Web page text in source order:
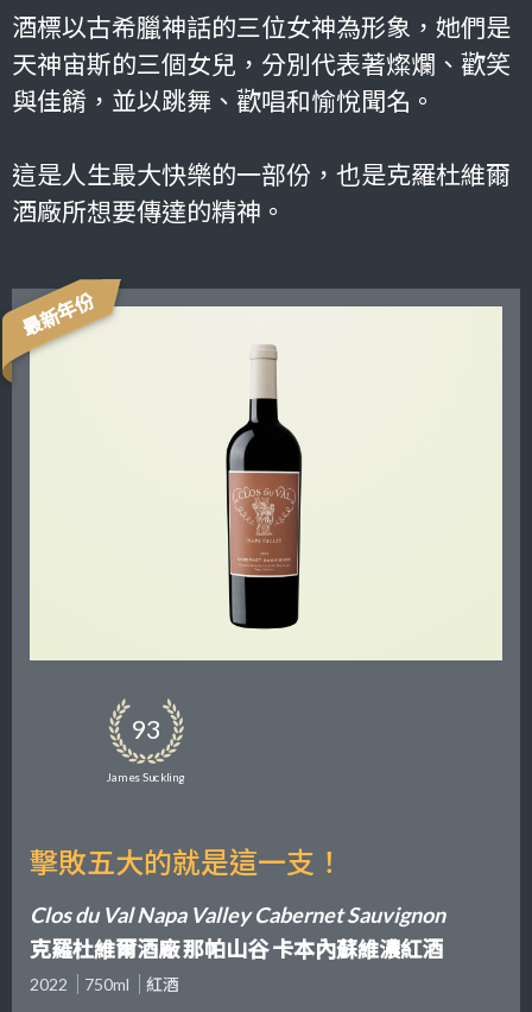
酒標以古希臘神話的三位女神為形象，她們是
天神宙斯的三個女兒，分別代表著燦爛、歡笑
與佳餚，並以跳舞、歡唱和愉悅聞名。
這是人生最大快樂的一部份，也是克羅杜維爾
酒廠所想要傳達的精神。
最新年份
93
James Suckling
擊敗五大的就是這一支！
Clos du Val Napa Valley Cabernet Sauvignon
克羅杜維爾酒廠 那帕山谷 卡本內蘇維濃紅酒
2022 750ml
紅酒